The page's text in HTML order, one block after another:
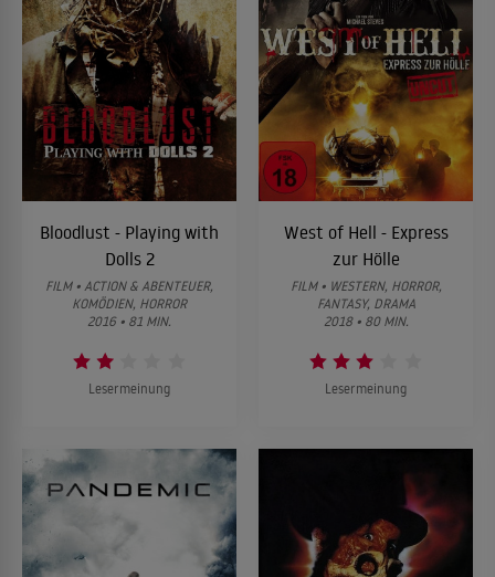
Bloodlust - Playing with
Dolls 2
FILM • ACTION & ABENTEUER,
KOMÖDIEN, HORROR
2016 • 81 MIN.
Lesermeinung
West of Hell - Express
zur Hölle
FILM • WESTERN, HORROR,
FANTASY, DRAMA
2018 • 80 MIN.
Lesermeinung